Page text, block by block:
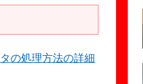
の処理方法の詳細